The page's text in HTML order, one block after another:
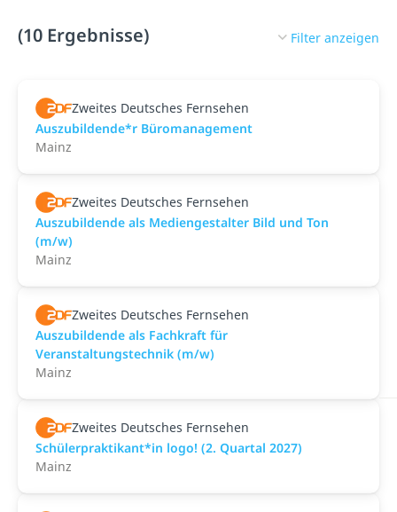
(10 Ergebnisse) Filter anzeigen
Zweites Deutsches Fernsehen
Auszubildende*r Büromanagement
Mainz
Zweites Deutsches Fernsehen
Auszubildende als Mediengestalter Bild und Ton
(m/w)
Mainz
Zweites Deutsches Fernsehen
Auszubildende als Fachkraft für
Veranstaltungstechnik (m/w)
Mainz
Zweites Deutsches Fernsehen
Schülerpraktikant*in logo! (2. Quartal 2027)
Mainz